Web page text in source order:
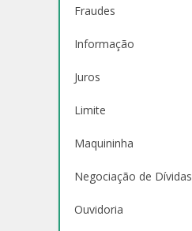
Fraudes
Informação
Juros
Limite
Maquininha
Negociação de Dívidas
Ouvidoria